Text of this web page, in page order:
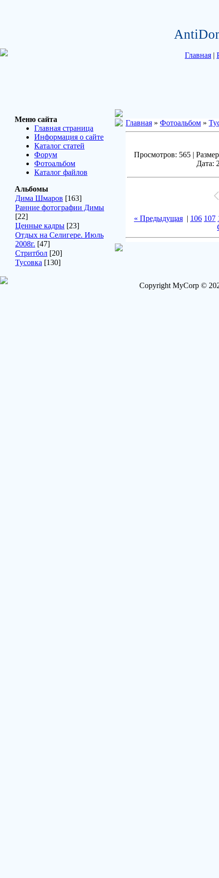
Главная |
Меню сайта
Главная страница
Информация о сайте
Каталог статей
Форум
Фотоальбом
Каталог файлов
Альбомы
Дима Шмаров [163]
Ранние фотографии Димы
[22]
Ценные кадры [23]
Отдых на Селигере. Июль
2008г. [47]
Стритбол [20]
Тусовка [130]
Главная » Фотоальбом »
Просмотров: 565 |
Дата:
« Предыдущая | 106 107
Copyright MyCorp ©